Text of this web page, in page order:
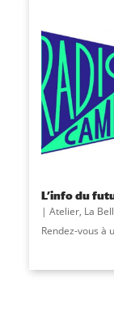
L’info du
Atelier, La
Rendez-vous à